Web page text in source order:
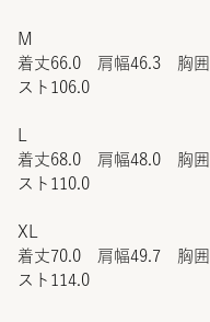
M
着丈66.0 肩幅46.3 胸
スト106.0
着丈68.0 肩幅48.0 胸
スト110.0
XL
着丈70.0 肩幅49.7 胸
スト114.0